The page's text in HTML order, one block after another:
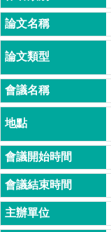
成
員
博
班
碩
士
班
在
職
專
班